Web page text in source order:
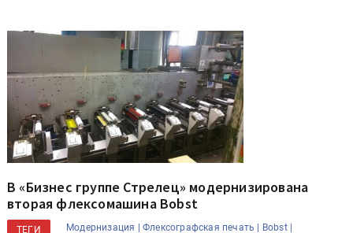
В «Бизнес группе Стрелец» модернизирована
вторая флексомашина Bobst
ТЕГИ Модернизация | Флексографская печать | Bobst |